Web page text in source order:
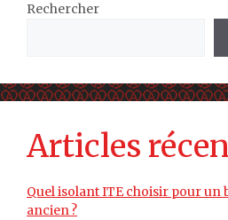
Rechercher
Articles
Quel isolant ITE choisir pour un
ancien ?